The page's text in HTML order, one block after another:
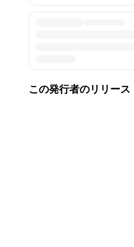
この発行者のリリース